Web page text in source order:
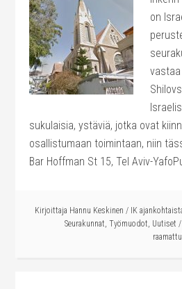
on
sukulaisia, ystäviä, jotka ovat
osallistumaan toimintaan, niin
Bar Hoffman St 15, Tel Aviv-
Kirjoittaja Hannu Keskinen / IK
Seurakunnat, Työmuodot, Uutiset /